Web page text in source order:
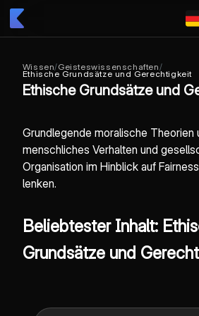
Wissen/Geisteswissenschaften/
Ethische Grundsätze und Gerechtigkeit
Ethische Grundsätze und
Grundlegende moralische Theorien
menschliches Verhalten und
Organisation im Hinblick auf
lenken.
Beliebtester Inhalt:
Grundsätze und